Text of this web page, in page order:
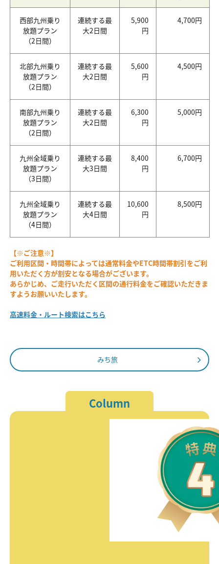
西部九州乗り
放題プラン
（2日間）
連続する最
大2日間
5,900
円
4,700円
北部九州乗り
放題プラン
（2日間）
連続する最
大2日間
5,600
円
4,500円
南部九州乗り
放題プラン
（2日間）
連続する最
大2日間
6,300
円
5,000円
九州全域乗り
放題プラン
（3日間）
連続する最
大3日間
8,400
円
6,700円
九州全域乗り
放題プラン
（4日間）
連続する最
大4日間
10,600
円
8,500円
【※ご注意※】
ご利用区間・時間帯によっては通常料金やETC時間帯割引をご利
用いただく方が割安となる場合がございます。
あらかじめ、ご走行いただく区間の通行料金をご確認いただきま
すようお願いいたします。
高速料金・ルート検索はこちら
みち旅
Column